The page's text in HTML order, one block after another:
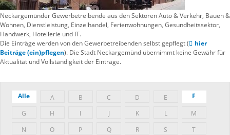
Neckargemünder Gewerbetreibende aus den Sektoren Auto & Verkehr, Bauen &
Wohnen, Dienstleistung, Einzelhandel, Ferienwohnungen, Gesundheitssektor,
Handwerk, Hotellerie und IT.
Die Einträge werden von den Gewerbetreibenden selbst gepflegt (
hier
Beiträge (ein)pflegen). Die Stadt Neckargemünd übernimmt keine Gewähr für
Aktualität und Vollständigkeit der Einträge.
Alle A B C D E F
G H I J K L
M
N
O P Q R S
T